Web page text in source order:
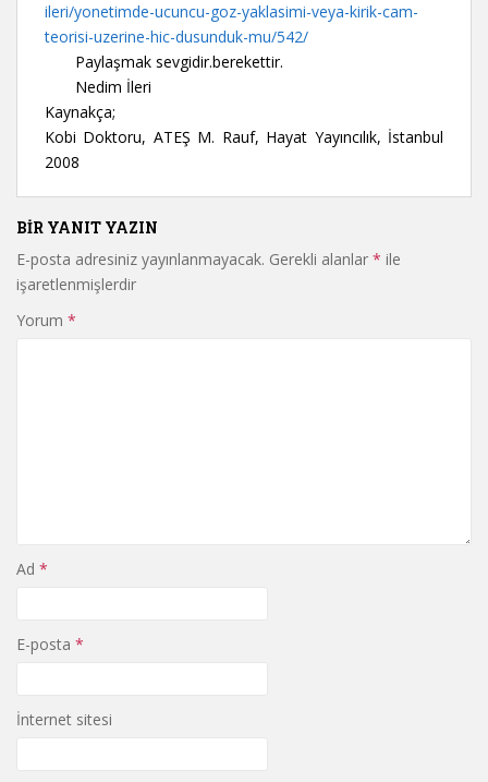
ileri/yonetimde-ucuncu-goz-yaklasimi-veya-kirik-cam-
teorisi-uzerine-hic-dusunduk-mu/542/
Paylaşmak sevgidir.berekettir.
Nedim İleri
Kaynakça;
Kobi Doktoru, ATEŞ M. Rauf, Hayat Yayıncılık, İstanbul
2008
BIR YANIT YAZIN
E-posta adresiniz yayınlanmayacak. Gerekli alanlar * ile
işaretlenmişlerdir
Yorum *
Ad *
E-posta *
İnternet sitesi